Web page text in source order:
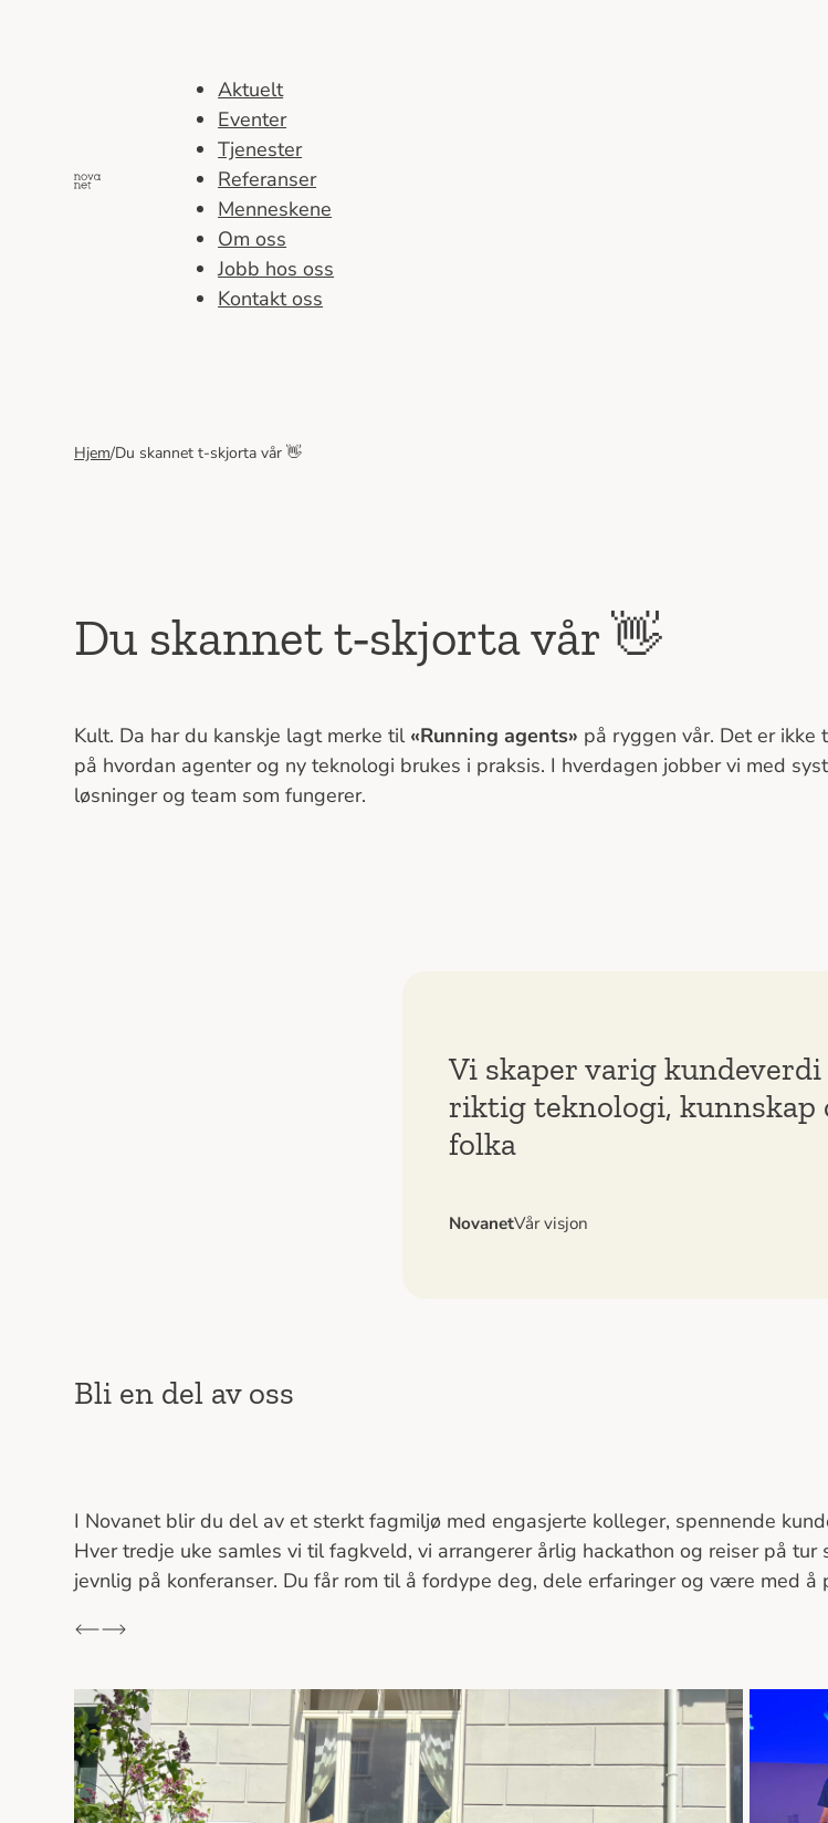
Aktuelt
Eventer
Tjenester
Referanser
Menneskene
Om oss
Jobb hos oss
Kontakt oss
Hjem/Du skannet t‑skjorta vår 👋
Du skannet t‑skjorta vår 👋
Kult. Da har du kanskje lagt merke til «Running agents» på ryggen vår. Det er
på hvordan agenter og ny teknologi brukes i praksis. I hverdagen jobber vi med
løsninger og team som fungerer.
Vi skaper varig
riktig teknologi, kunnskap
folka
NovanetVår visjon
Bli en del av oss
I Novanet blir du del av et sterkt fagmiljø med engasjerte kolleger, spennende
Hver tredje uke samles vi til fagkveld, vi arrangerer årlig hackathon og reiser på
jevnlig på konferanser. Du får rom til å fordype deg, dele erfaringer og være med å